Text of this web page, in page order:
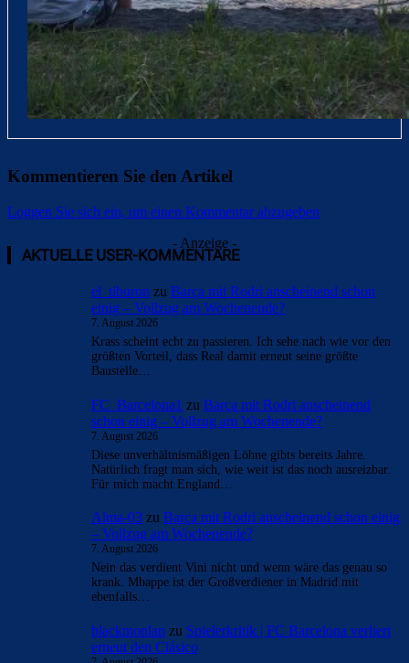
Kommentieren Sie den Artikel
Loggen Sie sich ein, um einen Kommentar abzugeben
- Anzeige -
AKTUELLE USER-KOMMENTARE